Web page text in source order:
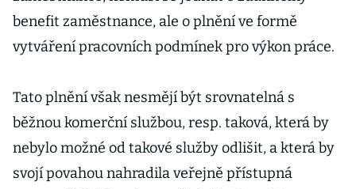
benefit zaměstnance, ale o plnění ve formě
vytváření pracovních podmínek pro výkon práce.
Tato plnění však nesmějí být srovnatelná s
běžnou komerční službou, resp. taková, která by
nebylo možné od takové služby odlišit, a která by
svojí povahou nahradila veřejně přístupná